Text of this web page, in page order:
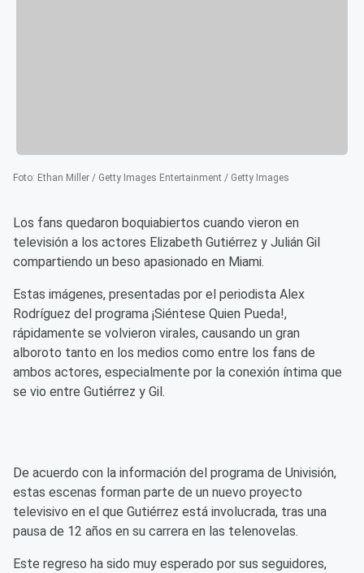
Foto: Ethan Miller / Getty Images Entertainment / Getty Images
Los fans quedaron boquiabiertos cuando vieron en
televisión a los actores Elizabeth Gutiérrez y Julián Gil
compartiendo un beso apasionado en Miami.
Estas imágenes, presentadas por el periodista Alex
Rodríguez del programa ¡Siéntese Quien Pueda!,
rápidamente se volvieron virales, causando un gran
alboroto tanto en los medios como entre los fans de
ambos actores, especialmente por la conexión íntima que
se vio entre Gutiérrez y Gil.
De acuerdo con la información del programa de Univisión,
estas escenas forman parte de un nuevo proyecto
televisivo en el que Gutiérrez está involucrada, tras una
pausa de 12 años en su carrera en las telenovelas.
Este regreso ha sido muy esperado por sus seguidores,